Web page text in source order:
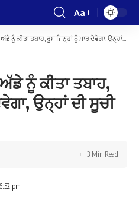
Font
Resizer
Aa
ਤਬਾਹ, ਰੂਸ ਜਿਨ੍ਹਾਂ ਨੂੰ ਮਾਰ ਦੇਵੇਗਾ, ਉਨ੍ਹਾਂ ਦੀ ਸੂਚੀ ਪਹਿਲਾਂ ਹੀ ਤਿਆਰ
ਨੂੰ ਕੀਤਾ ਤਬਾਹ,
ਉਨ੍ਹਾਂ ਦੀ ਸੂਚੀ
pm
3 Min Read